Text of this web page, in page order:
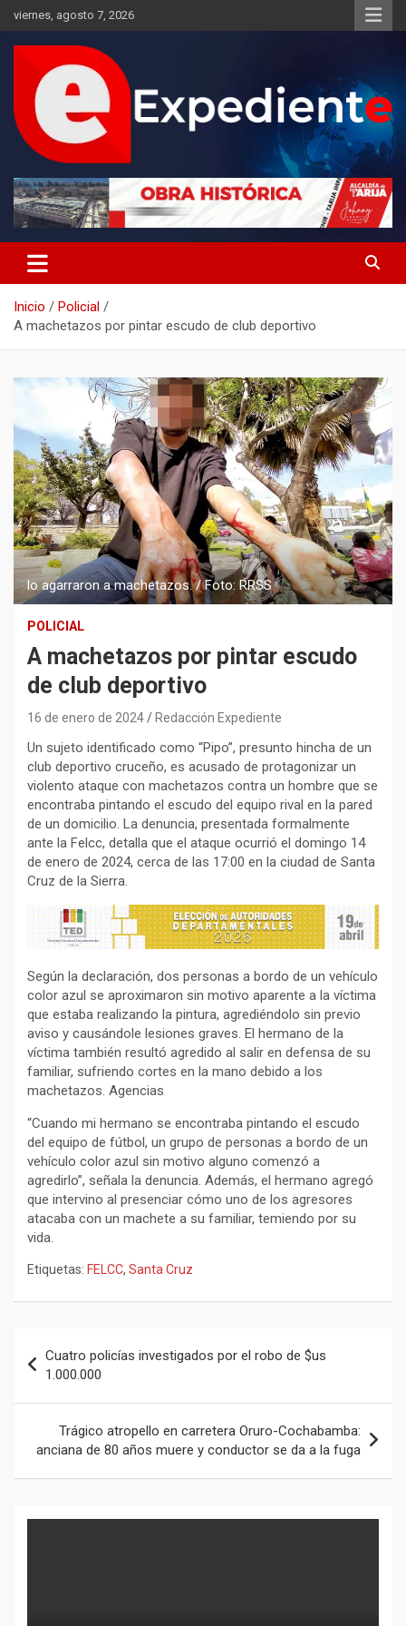
Saltar
al
contenido
viernes, agosto 7, 2026
Expediente
Inicio
Policial
A machetazos por pintar escudo de club deportivo
lo agarraron a machetazos. / Foto: RRSS
POLICIAL
A machetazos por pintar escudo
de club deportivo
16 de enero de 2024 Redacción Expediente
Un sujeto identificado como “Pipo”, presunto hincha de un
club deportivo cruceño, es acusado de protagonizar un
violento ataque con machetazos contra un hombre que se
encontraba pintando el escudo del equipo rival en la pared
de un domicilio. La denuncia, presentada formalmente
ante la Felcc, detalla que el ataque ocurrió el domingo 14
de enero de 2024, cerca de las 17:00 en la ciudad de Santa
Cruz de la Sierra.
Según la declaración, dos personas a bordo de un vehículo
color azul se aproximaron sin motivo aparente a la víctima
que estaba realizando la pintura, agrediéndolo sin previo
aviso y causándole lesiones graves. El hermano de la
víctima también resultó agredido al salir en defensa de su
familiar, sufriendo cortes en la mano debido a los
machetazos. Agencias
“Cuando mi hermano se encontraba pintando el escudo
del equipo de fútbol, un grupo de personas a bordo de un
vehículo color azul sin motivo alguno comenzó a
agredirlo”, señala la denuncia. Además, el hermano agregó
que intervino al presenciar cómo uno de los agresores
atacaba con un machete a su familiar, temiendo por su
vida.
Etiquetas: FELCC, Santa Cruz
de
entradas
Cuatro policías investigados por el robo de $us
1.000.000
Trágico atropello en carretera Oruro-Cochabamba:
anciana de 80 años muere y conductor se da a la fuga